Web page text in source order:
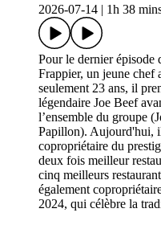
2026-07-14
1h 38
Pour le dernier épisode
Frappier, un jeune chef
seulement 23 ans, il
légendaire Joe Beef
l’ensemble du groupe
Papillon). Aujourd'hui,
copropriétaire du
deux fois meilleur
cinq meilleurs
également
2024, qui célèbre la